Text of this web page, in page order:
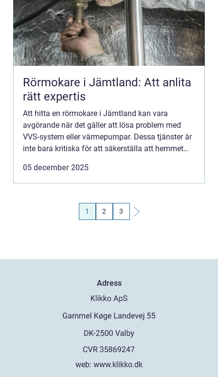
Rörmokare i Jämtland: Att anlita
rätt expertis
Att hitta en rörmokare i Jämtland kan vara
avgörande när det gäller att lösa problem med
VVS-system eller värmepumpar. Dessa tjänster är
inte bara kritiska för att säkerställa att hemmet
05 december 2025
1 2 3
Adress
web: www.klikko.dk